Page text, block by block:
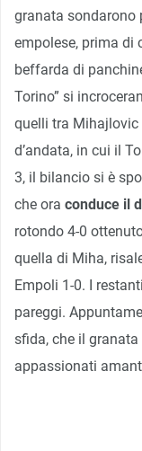
granata sondarono
empolese, prima di
beffarda di
Torino” si
quelli tra Mihajlovic
d’andata, in cui il
3, il bilancio si è
che ora conduce il
rotondo 4-0
quella di Miha,
Empoli 1-0. I
pareggi.
sfida, che il
appassionati